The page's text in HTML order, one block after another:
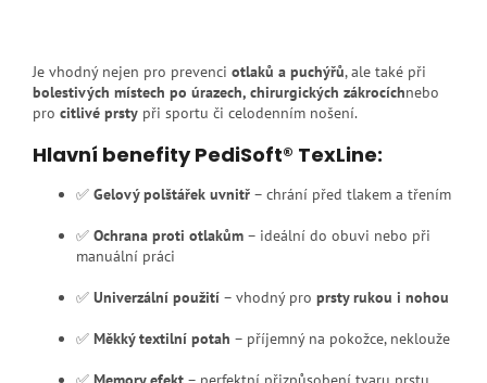
Je vhodný nejen pro prevenci otlaků a puchýřů, ale také při
bolestivých místech po úrazech, chirurgických zákrocíchnebo
pro citlivé prsty při sportu či celodenním nošení.
Hlavní benefity PediSoft® TexLine:
✅ Gelový polštářek uvnitř – chrání před tlakem a třením
✅ Ochrana proti otlakům – ideální do obuvi nebo při
manuální práci
✅ Univerzální použití – vhodný pro prsty rukou i nohou
✅ Měkký textilní potah – příjemný na pokožce, neklouže